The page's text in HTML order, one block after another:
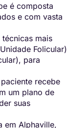
é composta
e com vasta
mais
Folicular)
para
recebe
um plano de
suas
em Alphaville,